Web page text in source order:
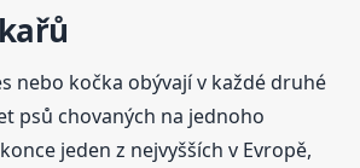
nebo kočka obývají v každé druhé
psů chovaných na jednoho
jeden z nejvyšších v Evropě,